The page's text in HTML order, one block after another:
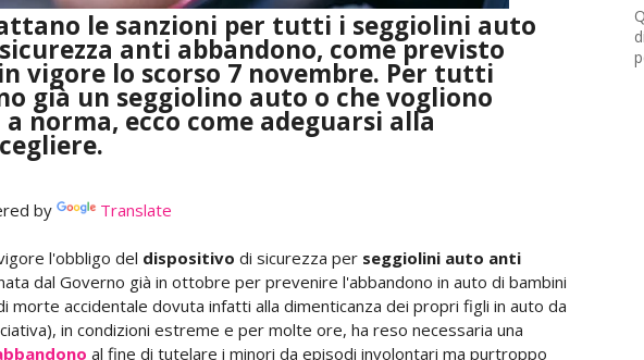
le sanzioni per tutti i seggiolini auto
anti abbandono, come previsto
vigore lo scorso 7 novembre. Per tutti
già un seggiolino auto o che vogliono
norma, ecco come adeguarsi alla
by Translate
l'obbligo del dispositivo di sicurezza per seggiolini auto anti
dal Governo già in ottobre per prevenire l'abbandono in auto di bambini
morte accidentale dovuta infatti alla dimenticanza dei propri figli in auto da
in condizioni estreme e per molte ore, ha reso necessaria una
al fine di tutelare i minori da episodi involontari ma purtroppo